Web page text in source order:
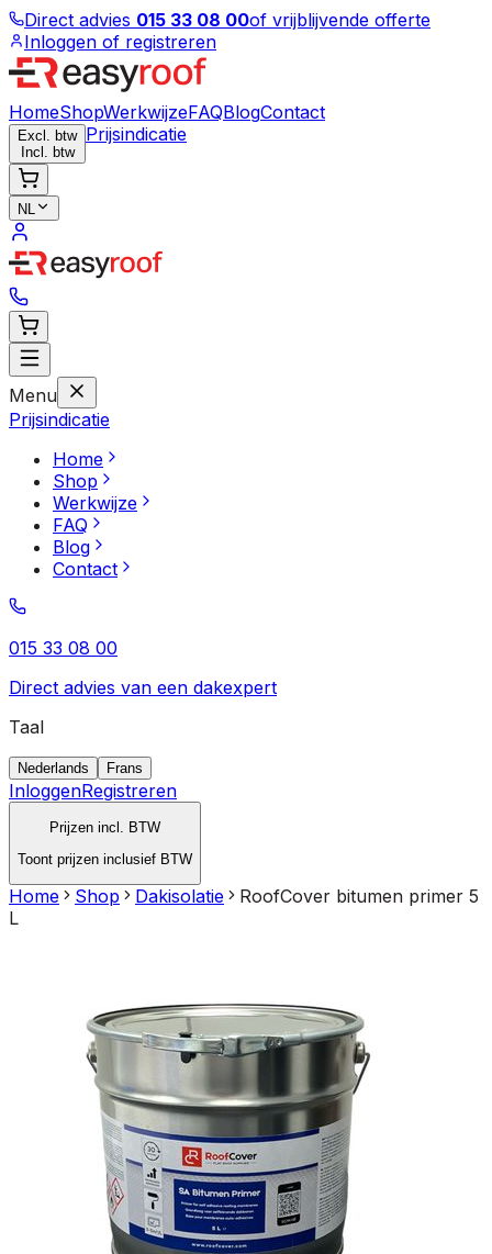
Direct advies 015 33 08 00of vrijblijvende offerte
Inloggen of registreren
HomeShopWerkwijzeFAQBlogContact
Excl. btw
Incl. btw
Prijsindicatie
NL
Menu
Prijsindicatie
Home
Shop
Werkwijze
FAQ
Blog
Contact
015 33 08 00
Direct advies van een dakexpert
Taal
Nederlands Frans
InloggenRegistreren
Prijzen incl. BTW
Toont prijzen inclusief BTW
Home Shop Dakisolatie
RoofCover bitumen primer 5
L